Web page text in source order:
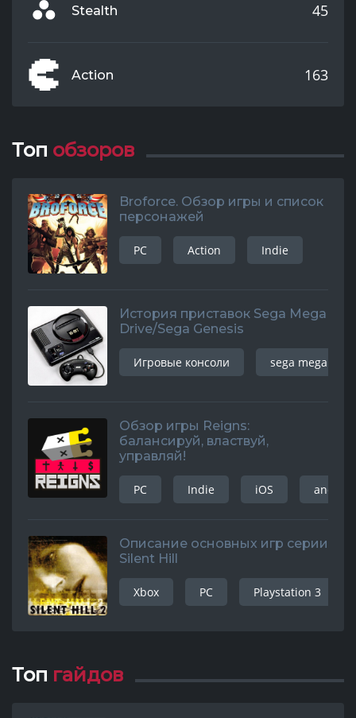
Stealth 45
Action 163
Топ обзоров
Broforce. Обзор игры и список
персонажей
PC Action Indie
История приставок Sega Mega
Drive/Sega Genesis
Игровые консоли sega mega
Обзор игры Reigns:
балансируй, властвуй,
управляй!
PC Indie iOS android
Описание основных игр серии
Silent Hill
Xbox PC Playstation 3
Топ гайдов